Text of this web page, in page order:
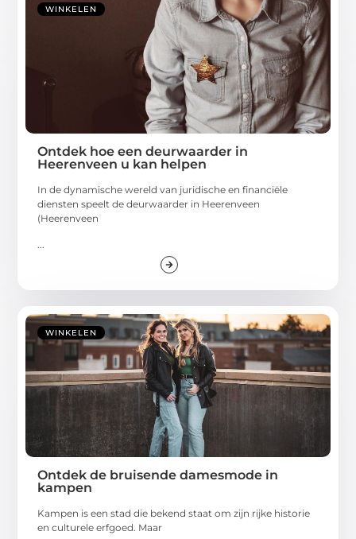
WINKELEN
Ontdek hoe een deurwaarder in
Heerenveen u kan helpen
In de dynamische wereld van juridische en financiële
diensten speelt de deurwaarder in Heerenveen
(Heerenveen
WINKELEN
Ontdek de bruisende damesmode in
kampen
Kampen is een stad die bekend staat om zijn rijke historie
en culturele erfgoed. Maar